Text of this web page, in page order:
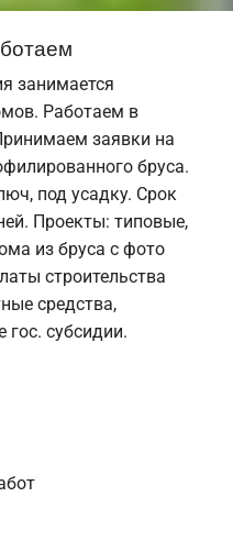
занимается
Работаем в
заявки на
бруса.
под усадку. Срок
Проекты: типовые,
из бруса с фото
строительства
средства,
субсидии.